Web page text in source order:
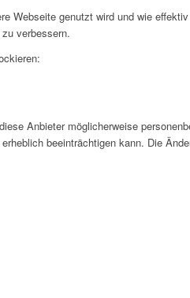
genutzt wird und wie
verbessern.
Anbieter möglicherweise
beeinträchtigen kann. Die